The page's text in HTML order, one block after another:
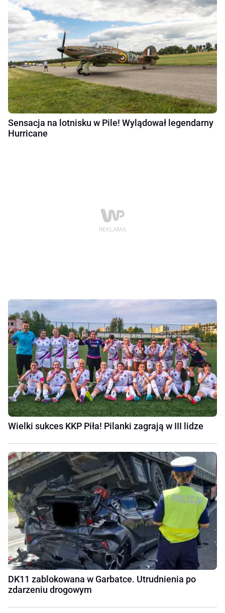
Sensacja na lotnisku w Pile! Wylądował legendarny
Hurricane
Wielki sukces KKP Piła! Pilanki zagrają w III lidze
DK11 zablokowana w Garbatce. Utrudnienia po
zdarzeniu drogowym